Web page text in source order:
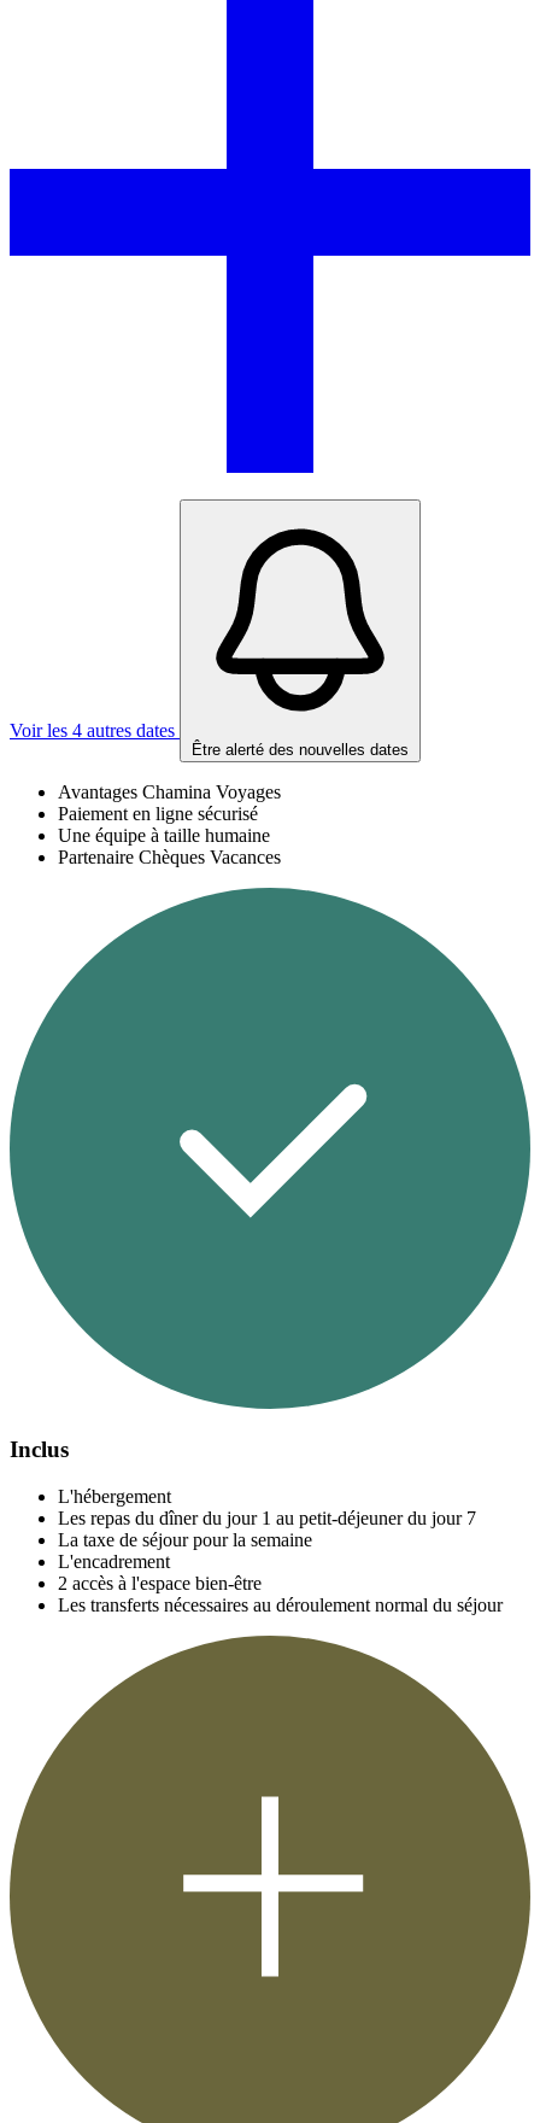
Voir les 4 autres dates
Être alerté des nouvelles dates
Avantages Chamina Voyages
Paiement en ligne sécurisé
Une équipe à taille humaine
Partenaire Chèques Vacances
Inclus
L'hébergement
Les repas du dîner du jour 1 au petit-déjeuner du jour 7
La taxe de séjour pour la semaine
L'encadrement
2 accès à l'espace bien-être
Les transferts nécessaires au déroulement normal du séjour